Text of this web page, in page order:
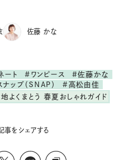
佐藤 かな
ート #ワンピース
#佐藤かな
ップ（SNAP）
#高松由佳
くまとう 春夏おしゃれガイド
事をシェアする